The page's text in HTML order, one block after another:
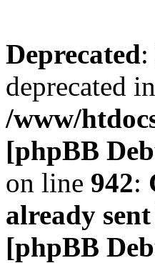
Deprecated
deprecated in
/www/
[phpBB
on line 942:
already
[phpBB